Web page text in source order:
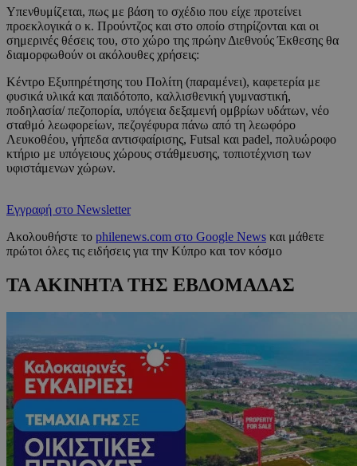
Υπενθυμίζεται, πως με βάση το σχέδιο που είχε προτείνει
προεκλογικά ο κ. Προύντζος και στο οποίο στηρίζονται και οι
σημερινές θέσεις του, στο χώρο της πρώην Διεθνούς Έκθεσης θα
διαμορφωθούν οι ακόλουθες χρήσεις:
Κέντρο Εξυπηρέτησης του Πολίτη (παραμένει), καφετερία με
φυσικά υλικά και παιδότοπο, καλλισθενική γυμναστική,
ποδηλασία/ πεζοπορία, υπόγεια δεξαμενή ομβρίων υδάτων, νέο
σταθμό λεωφορείων, πεζογέφυρα πάνω από τη λεωφόρο
Λευκοθέου, γήπεδα αντισφαίρισης, Futsal και padel, πολυώροφο
κτήριο με υπόγειους χώρους στάθμευσης, τοπιοτέχνιση των
υφιστάμενων χώρων.
Εγγραφή στο Newsletter
Ακολουθήστε το philenews.com στο Google News και μάθετε
πρώτοι όλες τις ειδήσεις για την Κύπρο και τον κόσμο
ΤΑ ΑΚΙΝΗΤΑ ΤΗΣ ΕΒΔΟΜΑΔΑΣ